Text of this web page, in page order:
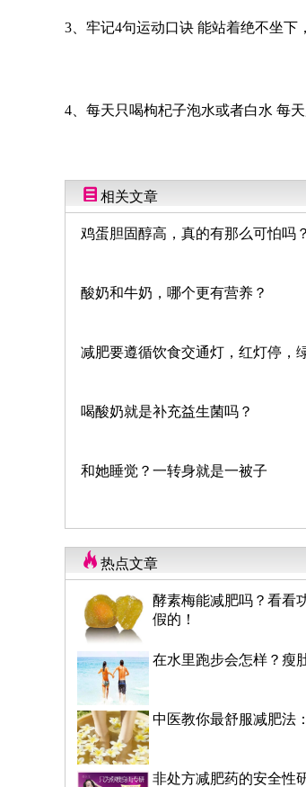
3、牢记4句运动口诀 能站着绝不坐下
4、每天只喝枸杞子泡水或者白水 每
相关文章
鸡蛋胆固醇高，真的有那么可怕吗？
酸奶和牛奶，哪个更有营养？
减肥要遵循饮食交通灯，红灯停，
喝酸奶就是补充益生菌吗？
和她睡觉？一转身就是一被子
热点文章
酵素梅能减肥吗？看看
假的！
在水里跑步会怎样？瘦
中医教你最舒服减肥法
非处方减肥药的安全性